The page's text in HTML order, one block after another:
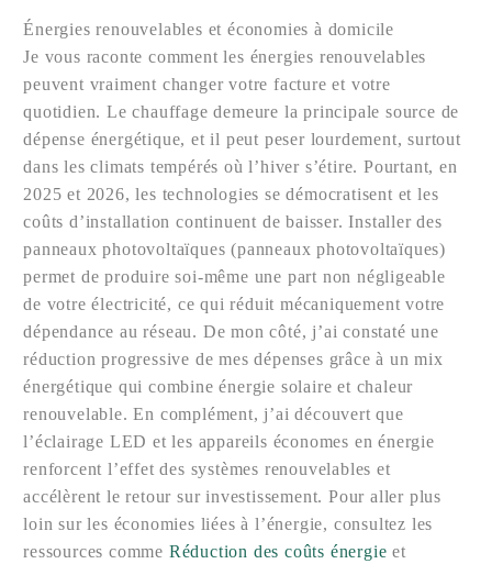
Énergies renouvelables et économies à domicile
Je vous raconte comment les énergies renouvelables
peuvent vraiment changer votre facture et votre
quotidien. Le chauffage demeure la principale source de
dépense énergétique, et il peut peser lourdement, surtout
dans les climats tempérés où l’hiver s’étire. Pourtant, en
2025 et 2026, les technologies se démocratisent et les
coûts d’installation continuent de baisser. Installer des
panneaux photovoltaïques (panneaux photovoltaïques)
permet de produire soi-même une part non négligeable
de votre électricité, ce qui réduit mécaniquement votre
dépendance au réseau. De mon côté, j’ai constaté une
réduction progressive de mes dépenses grâce à un mix
énergétique qui combine énergie solaire et chaleur
renouvelable. En complément, j’ai découvert que
l’éclairage LED et les appareils économes en énergie
renforcent l’effet des systèmes renouvelables et
accélèrent le retour sur investissement. Pour aller plus
loin sur les économies liées à l’énergie, consultez les
ressources comme Réduction des coûts énergie et